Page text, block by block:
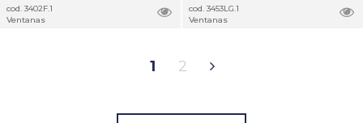
cod. 3402F.1
Ventanas
cod. 3453LG.1
Ventanas
1 2